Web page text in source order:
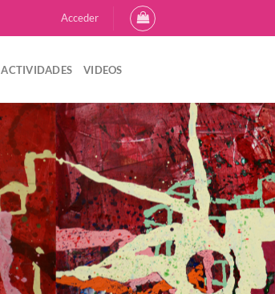
Acceder
ACTIVIDADES VIDEOS